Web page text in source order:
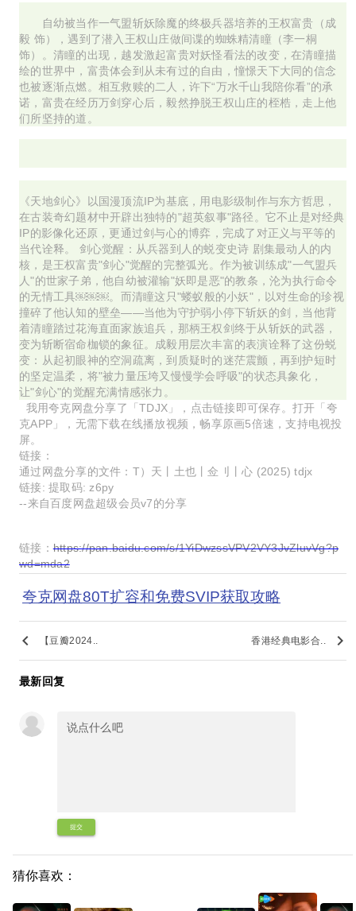
自幼被当作一气盟斩妖除魔的终极兵器培养的王权富贵（成
毅 饰），遇到了潜入王权山庄做间谍的蜘蛛精清瞳（李一桐
饰）。清瞳的出现，越发激起富贵对妖怪看法的改变，在清瞳描
绘的世界中，富贵体会到从未有过的自由，憧憬天下大同的信念
也被逐渐点燃。相互救赎的二人，许下“万水千山我陪你看”的承
诺，富贵在经历万剑穿心后，毅然挣脱王权山庄的桎梏，走上他
们所坚持的道。
《天地剑心》以国漫顶流IP为基底，用电影级制作与东方哲思，
在古装奇幻题材中开辟出独特的"超英叙事"路径。它不止是对经典
IP的影像化还原，更通过剑与心的博弈，完成了对正义与平等的
当代诠释。 剑心觉醒：从兵器到人的蜕变史诗 剧集最动人的内
核，是王权富贵"剑心"觉醒的完整弧光。作为被训练成"一气盟兵
人"的世家子弟，他自幼被灌输"妖即是恶"的教条，沦为执行命令
的无情工具￼￼￼。而清瞳这只"蝼蚁般的小妖"，以对生命的珍视
撞碎了他认知的壁垒——当他为守护弱小停下斩妖的剑，当他背
着清瞳踏过花海直面家族追兵，那柄王权剑终于从斩妖的武器，
变为斩断宿命枷锁的象征。成毅用层次丰富的表演诠释了这份蜕
变：从起初眼神的空洞疏离，到质疑时的迷茫震颤，再到护短时
的坚定温柔，将"被力量压垮又慢慢学会呼吸"的状态具象化，
让"剑心"的觉醒充满情感张力。
我用夸克网盘分享了「TDJX」，点击链接即可保存。打开「夸
克APP」，无需下载在线播放视频，畅享原画5倍速，支持电视投
屏。
链接：
通过网盘分享的文件：T）天丨土也丨佥刂丨心 (2025) tdjx
链接: 提取码: z6py
--来自百度网盘超级会员v7的分享
链接：https://pan.baidu.com/s/1YiDwzssVPV2VY3JvZluvVg?p
wd=mda2
夸克网盘80T扩容和免费SVIP获取攻略
keyboard_arrow_left 【豆瓣2024.. 香港经典电影合.. keyboard_arrow_right
最新回复
提交
猜你喜欢：